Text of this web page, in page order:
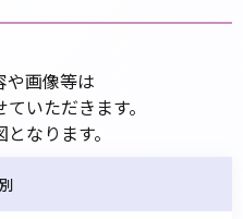
や画像等は
いただきます。
なります。